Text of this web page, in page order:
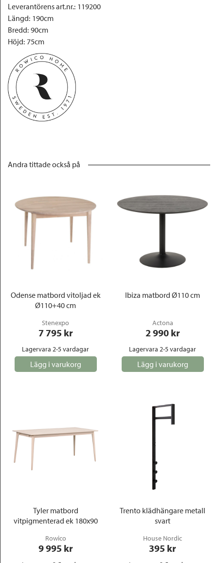
Leverantörens art.nr.: 119200
Längd: 190cm
Bredd: 90cm
Höjd: 75cm
Andra tittade också på
Odense matbord vitoljad ek
Ø110+40 cm
Stenexpo
7 795 kr
Lagervara 2-5 vardagar
Lägg i varukorg
Ibiza matbord Ø110 cm
Actona
2 990 kr
Lagervara 2-5 vardagar
Lägg i varukorg
Tyler matbord
vitpigmenterad ek 180x90
Rowico
9 995 kr
Trento klädhängare metall
svart
House Nordic
395 kr